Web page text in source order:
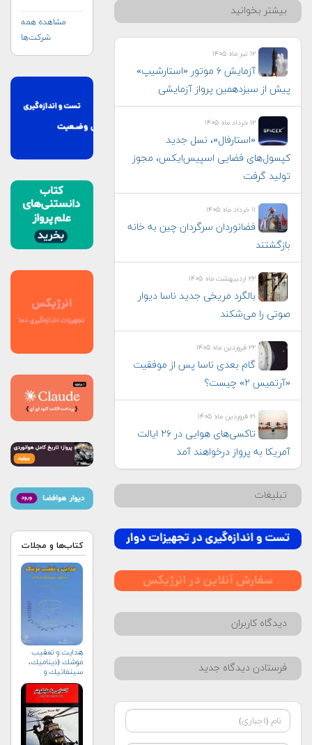
بیشتر بخوانید
۱۲ تیر ماه ۱۴۰۵
آزمایش ۶ موتور «استارشیپ»
پیش از سیزدهمین پرواز آزمایشی
۱۲ خرداد ماه ۱۴۰۵
«استارفال»، نسل جدید
کپسول‌های فضایی اسپیس‌ایکس، مجوز
تولید گرفت
۱۱ خرداد ماه ۱۴۰۵
فضانوردان سرگردان چین به خانه
بازگشتند
۲۲ اردیبهشت ماه ۱۴۰۵
بالگرد مریخی جدید ناسا دیوار
صوتی را می‌شکند
۲۲ فروردین ماه ۱۴۰۵
گام بعدی ناسا پس از موفقیت
«آرتمیس ۲» چیست؟
۲۱ فروردین ماه ۱۴۰۵
تاکسی‌های هوایی در ۲۶ ایالت
آمریکا به پرواز درخواهند آمد
تبلیغات
دیدگاه کاربران
فرستادن دیدگاه جدید
مشاهده همه
شرکت‌ها
کتاب‌ها و مجلات
هدايت و تعقيب
موشك (ديناميك،
سينماتيك و
كنترل)